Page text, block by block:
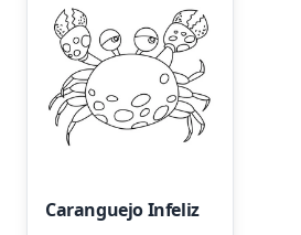
Caranguejo Infeliz